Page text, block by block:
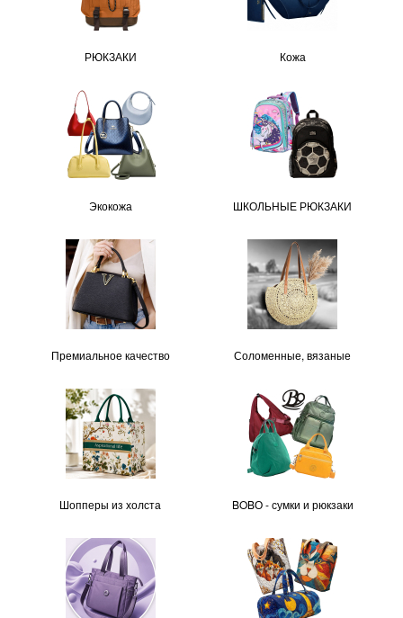
РЮКЗАКИ Кожа
Экокожа ШКОЛЬНЫЕ РЮКЗАКИ
Премиальное качество Соломенные, вязаные
Шопперы из холста BOBО - сумки и рюкзаки